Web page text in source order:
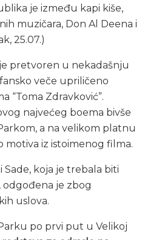
je između kapi kiše,
muzičara, Don Al Deena i
25.07.)
pretvoren u nekadašnju
veče upriličeno
“Toma Zdravković”.
najvećeg boema bivše
a na velikom platnu
motiva iz istoimenog filma.
Sade, koja je trebala biti
odgođena je zbog
uslova.
po prvi put u Velikoj